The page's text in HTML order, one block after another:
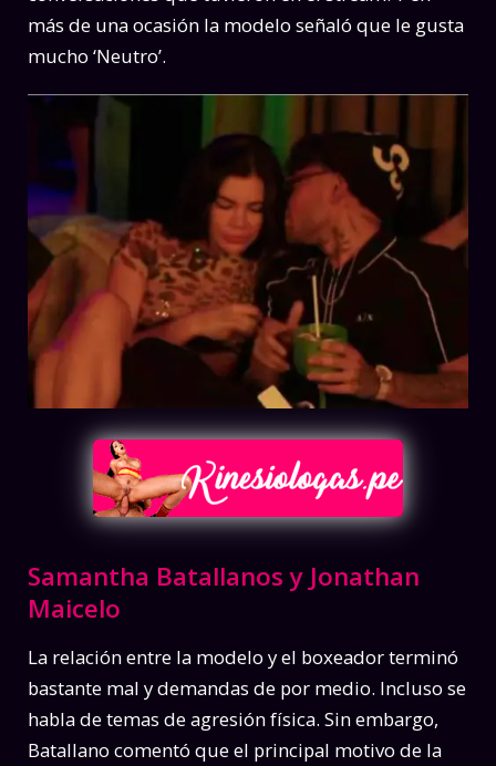
más de una ocasión la modelo señaló que le gusta
mucho ‘Neutro’.
Samantha Batallanos y Jonathan
Maicelo
La relación entre la modelo y el boxeador terminó
bastante mal y demandas de por medio. Incluso se
habla de temas de agresión física. Sin embargo,
Batallano comentó que el principal motivo de la